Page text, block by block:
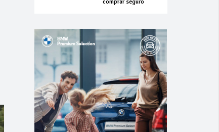
comprar seguro